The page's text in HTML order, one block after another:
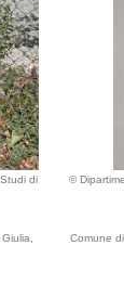
di
©
Comune